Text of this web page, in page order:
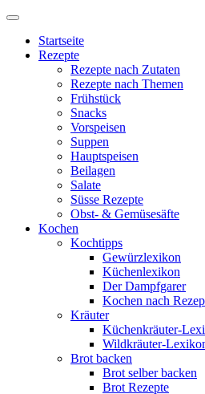
Startseite
Rezepte
Rezepte nach Zutaten
Rezepte nach Themen
Frühstück
Snacks
Vorspeisen
Suppen
Hauptspeisen
Beilagen
Salate
Süsse Rezepte
Obst- & Gemüsesäfte
Kochen
Kochtipps
Gewürzlexikon
Küchenlexikon
Der Dampfgarer
Kochen nach
Kräuter
Küchenkräuter-
Wildkräuter-
Brot backen
Brot selber backen
Brot Rezepte